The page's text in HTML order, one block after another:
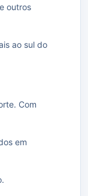
e outros
ao sul do
Com
em